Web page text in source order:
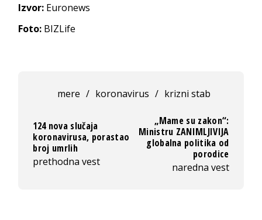
Izvor: Euronews
Foto: BIZLife
mere / koronavirus / krizni stab
124 nova slučaja
koronavirusa, porastao
broj umrlih
prethodna vest
„Mame su zakon“:
Ministru ZANIMLJIVIJA
globalna politika od
porodice
naredna vest